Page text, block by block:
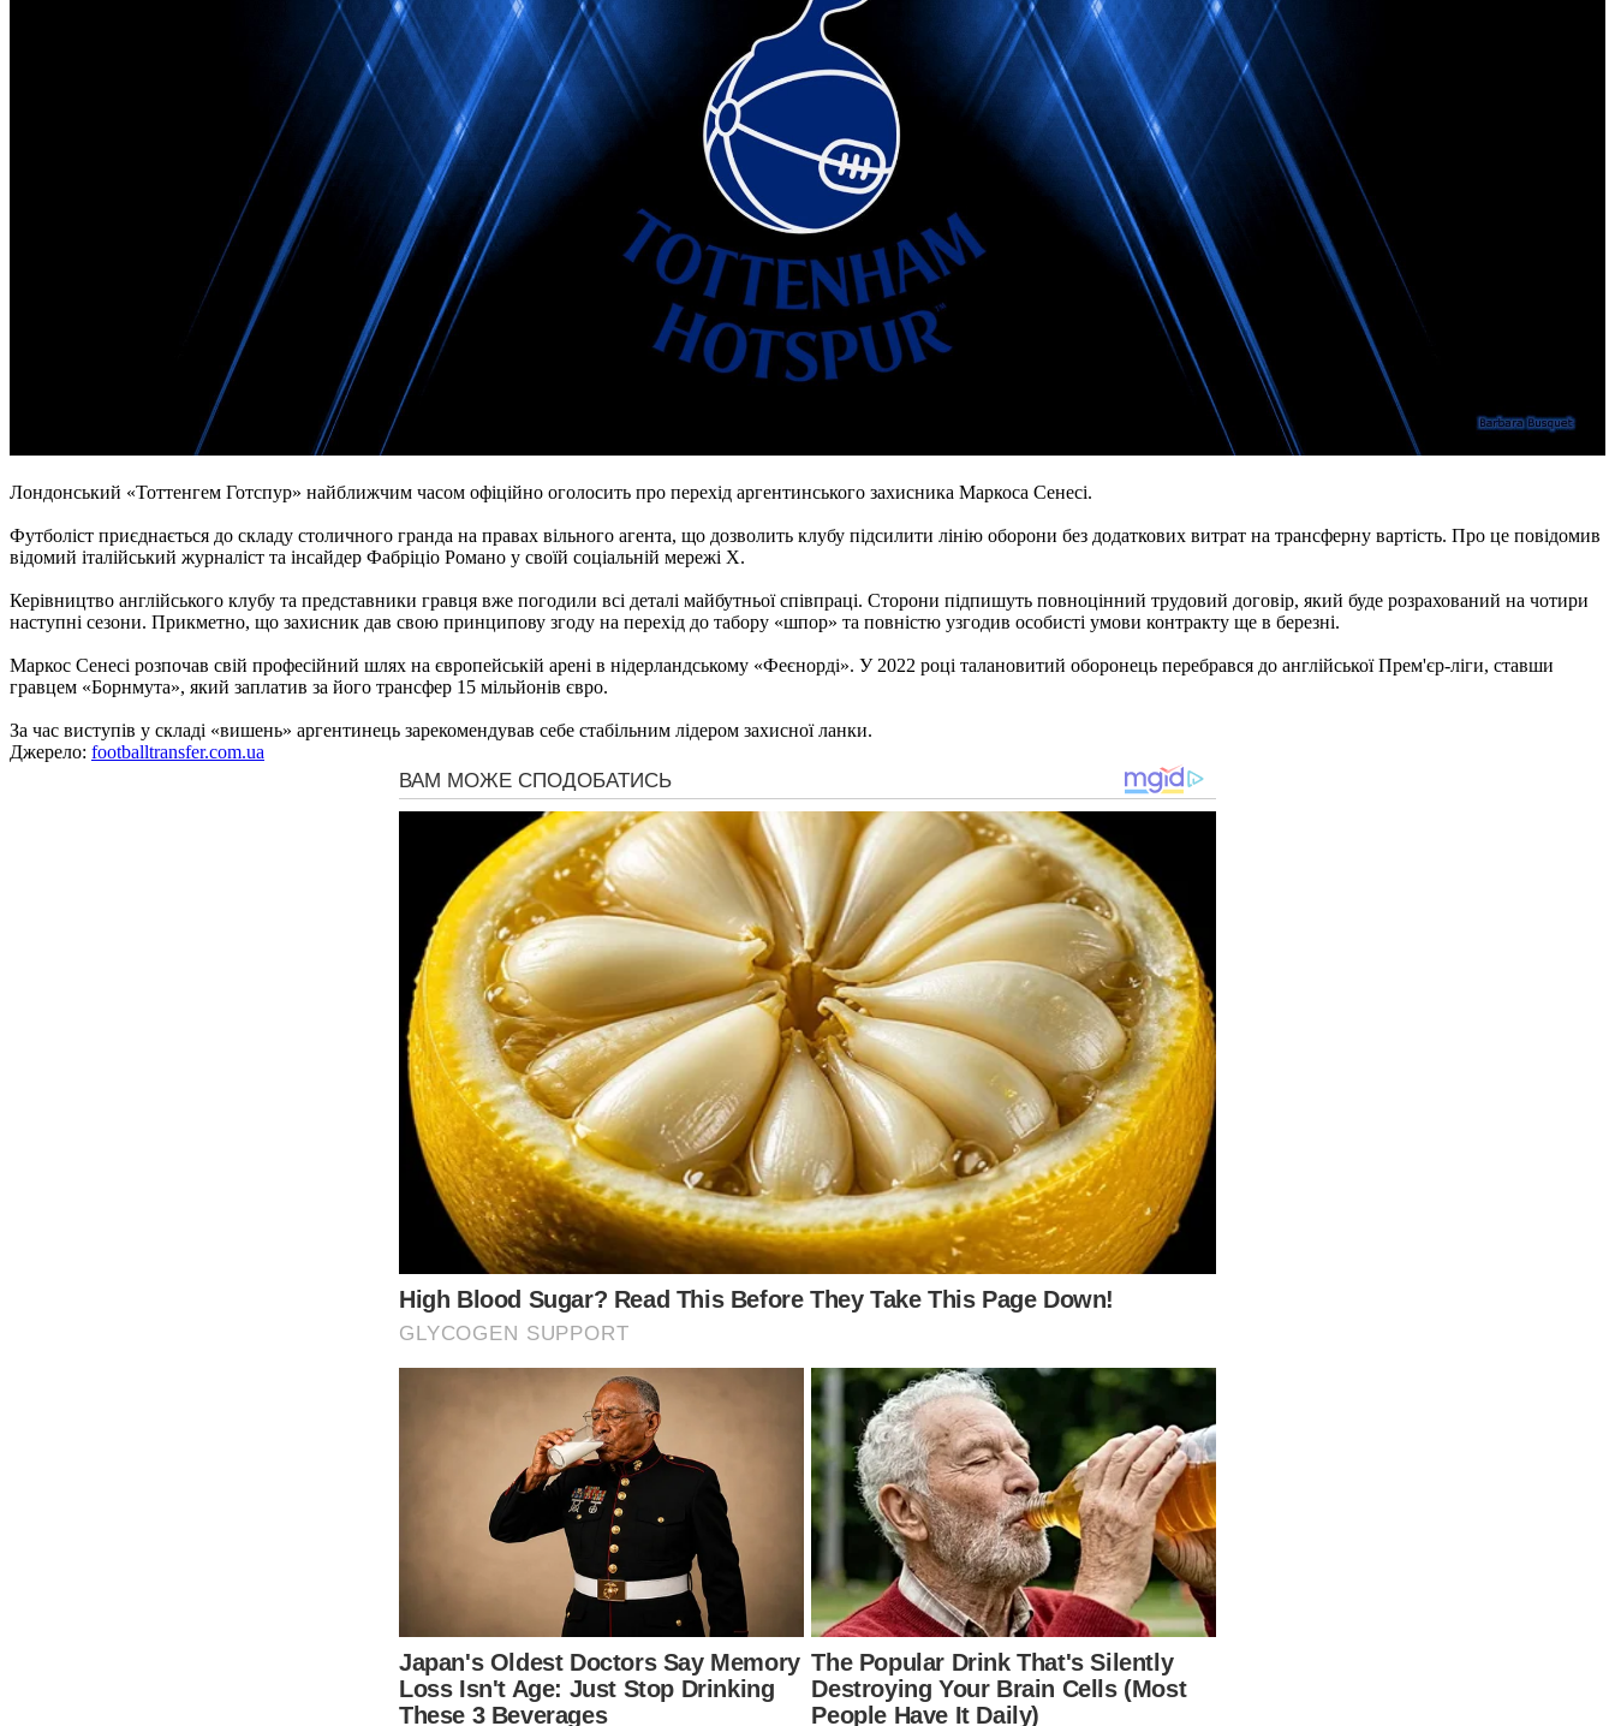
Лондонський «Тоттенгем Готспур» найближчим часом офіційно оголосить про перехід аргентинського захисника Маркоса Сенесі.
Футболіст приєднається до складу столичного гранда на правах вільного агента, що дозволить клубу підсилити лінію оборони без додаткових витрат на трансферну вартість. Про це повідомив
відомий італійський журналіст та інсайдер Фабріціо Романо у своїй соціальній мережі X.
Керівництво англійського клубу та представники гравця вже погодили всі деталі майбутньої співпраці. Сторони підпишуть повноцінний трудовий договір, який буде розрахований на чотири
наступні сезони. Прикметно, що захисник дав свою принципову згоду на перехід до табору «шпор» та повністю узгодив особисті умови контракту ще в березні.
Маркос Сенесі розпочав свій професійний шлях на європейській арені в нідерландському «Феєнорді». У 2022 році талановитий оборонець перебрався до англійської Прем'єр-ліги, ставши
гравцем «Борнмута», який заплатив за його трансфер 15 мільйонів євро.
За час виступів у складі «вишень» аргентинець зарекомендував себе стабільним лідером захисної ланки.
Джерело: footballtransfer.com.ua